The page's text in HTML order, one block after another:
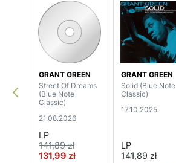
GRANT GREEN
Street Of Dreams
(Blue Note
Classic)
21.08.2026
LP
141,89 zł
131,99 zł
GRANT GREEN
Solid (Blue Note
Classic)
17.10.2025
LP
141,89 zł